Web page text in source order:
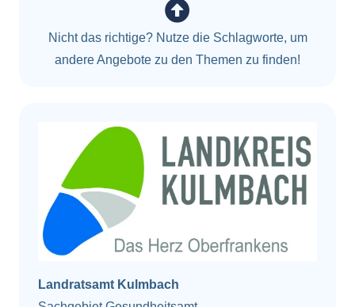
Nicht das richtige? Nutze die Schlagworte, um
andere Angebote zu den Themen zu finden!
Landratsamt Kulmbach